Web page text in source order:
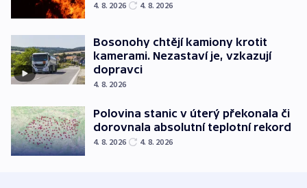
4. 8. 2026 4. 8. 2026
Bosonohy chtějí kamiony krotit
kamerami. Nezastaví je, vzkazují
dopravci
4. 8. 2026
Polovina stanic v úterý překonala či
dorovnala absolutní teplotní rekord
4. 8. 2026 4. 8. 2026